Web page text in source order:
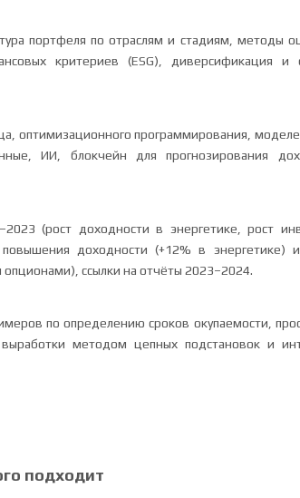
портфеля по отраслям и стадиям, методы
критериев (ESG), диверсификация и
оптимизационного программирования,
ИИ, блокчейн для прогнозирования
(рост доходности в энергетике, рост
доходности (+12% в энергетике)
ссылки на отчёты 2023–2024.
по определению сроков окупаемости,
методом цепных подстановок и
подходит